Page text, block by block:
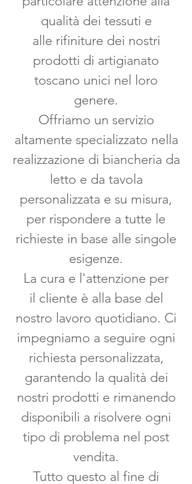
qualità dei tessuti e
alle rifiniture dei nostri
prodotti di artigianato
toscano unici nel loro
genere.
Offriamo un servizio
altamente specializzato nella
realizzazione di biancheria da
letto e da tavola
personalizzata e su misura,
per rispondere a tutte le
richieste in base alle singole
esigenze.
La cura e l'attenzione per
il cliente è alla base del
nostro lavoro quotidiano. Ci
impegniamo a seguire ogni
richiesta personalizzata,
garantendo la qualità dei
nostri prodotti e rimanendo
disponibili a risolvere ogni
tipo di problema nel post
vendita.
Tutto questo al fine di